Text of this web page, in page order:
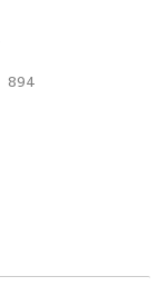
894